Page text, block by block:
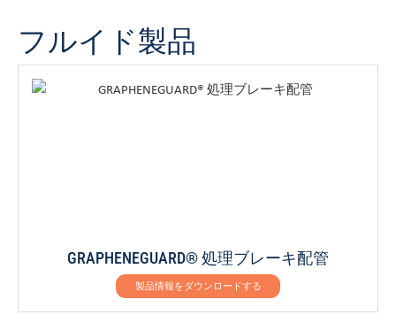
フルイド製品
GRAPHENEGUARD® 処理ブレーキ配管
製品情報をダウンロードする